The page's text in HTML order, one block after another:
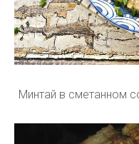
Минтай в сметанном